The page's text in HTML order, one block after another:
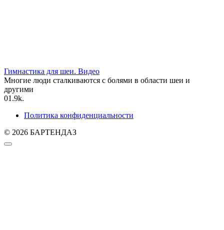
Гимнастика для шеи. Видео
Многие люди сталкиваются с болями в области шеи и
другими
01.9k.
Политика конфиденциальности
© 2026 БАРТЕНДАЗ